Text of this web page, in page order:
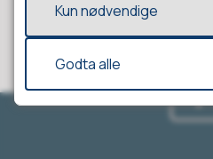
Kun nødvendige
Godta alle